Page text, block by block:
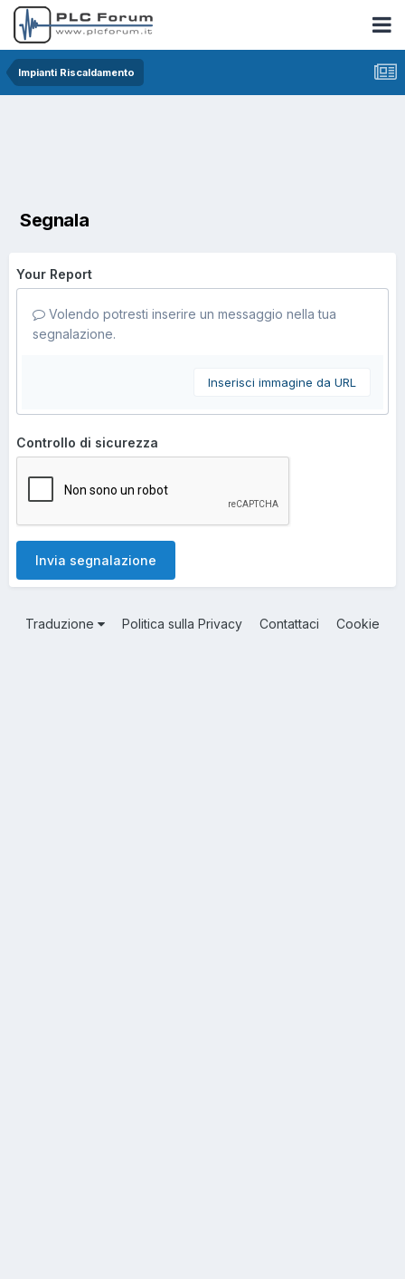
Impianti Riscaldamento
Segnala
Your Report
Volendo potresti inserire un messaggio nella tua
segnalazione.
Inserisci immagine da URL
Controllo di sicurezza
Invia segnalazione
Traduzione Politica sulla Privacy Contattaci Cookie